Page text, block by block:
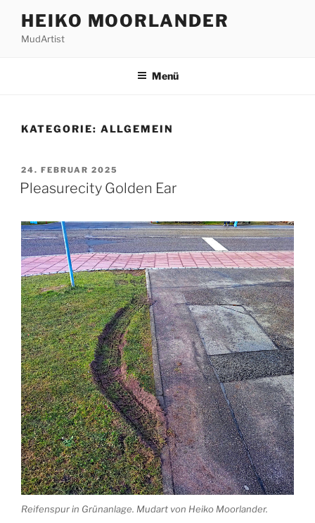
Inhalt
springen
HEIKO MOORLANDER
MudArtist
Menü
KATEGORIE: ALLGEMEIN
VERÖFFENTLICHT
AM
24. FEBRUAR 2025
Pleasurecity Golden Ear
Reifenspur in Grünanlage. Mudart von Heiko Moorlander.